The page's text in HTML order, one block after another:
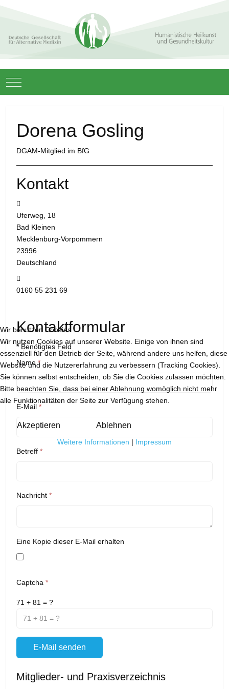
Mobile Menu Toggle
Dorena Gosling
DGAM-Mitglied im BfG
Kontakt
Uferweg, 18
Bad Kleinen
Mecklenburg-Vorpommern
23996
Deutschland
0160 55 231 69
Kontaktformular
*Benötigtes Feld
Name*
E-Mail *
Betreff *
Nachricht *
Eine Kopie dieser E-Mail erhalten
Captcha *
71 + 81 = ?
E-Mail senden
Mitglieder- und Praxisverzeichnis
Wir benutzen Cookies
Wir nutzen Cookies auf unserer Website. Einige von ihnen sind
essenziell für den Betrieb der Seite, während andere uns helfen, diese
Website und die Nutzererfahrung zu verbessern (Tracking Cookies).
Sie können selbst entscheiden, ob Sie die Cookies zulassen möchten.
Bitte beachten Sie, dass bei einer Ablehnung womöglich nicht mehr
alle Funktionalitäten der Seite zur Verfügung stehen.
Akzeptieren Ablehnen
Weitere Informationen | Impressum